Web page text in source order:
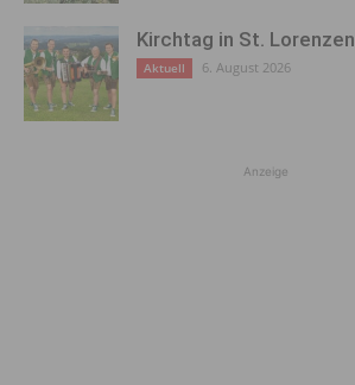
Kirchtag in St. Lorenzen
Aktuell 6. August 2026
Anzeige